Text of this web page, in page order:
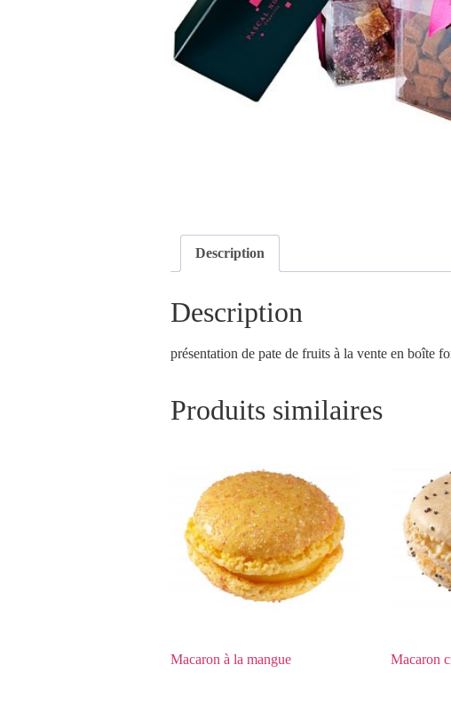
Description
Description
présentation de pate de fruits à la vente en boîte
Produits similaires
Macaron à la mangue Macaron